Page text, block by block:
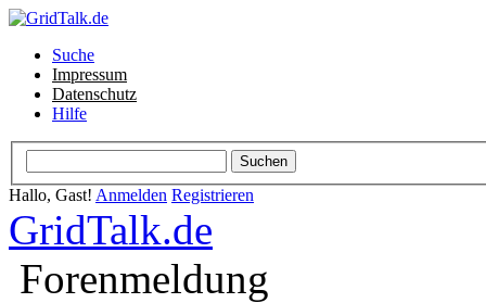
Suche
Impressum
Datenschutz
Hilfe
Hallo, Gast! Anmelden Registrieren
GridTalk.de
Forenmeldung